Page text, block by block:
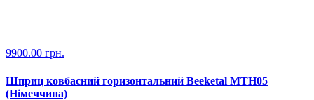
9900.00 грн.
Шприц ковбасний горизонтальний Beeketal MTH05
(Німеччина)